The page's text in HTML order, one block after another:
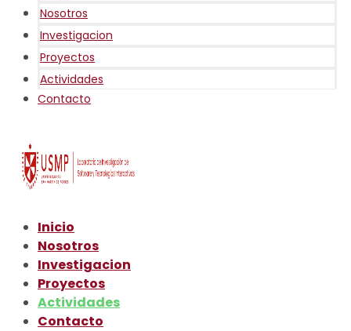
Nosotros
Investigacion
Proyectos
Actividades
Contacto
Inicio
Nosotros
Investigacion
Proyectos
Actividades
Contacto